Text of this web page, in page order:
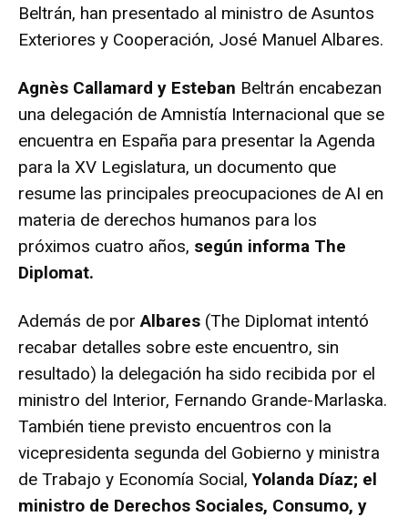
Beltrán, han presentado al ministro de Asuntos
Exteriores y Cooperación, José Manuel Albares.
Agnès Callamard y Esteban Beltrán encabezan
una delegación de Amnistía Internacional que se
encuentra en España para presentar la Agenda
para la XV Legislatura, un documento que
resume las principales preocupaciones de AI en
materia de derechos humanos para los
próximos cuatro años, según informa The
Diplomat.
Además de por Albares (The Diplomat intentó
recabar detalles sobre este encuentro, sin
resultado) la delegación ha sido recibida por el
ministro del Interior, Fernando Grande-Marlaska.
También tiene previsto encuentros con la
vicepresidenta segunda del Gobierno y ministra
de Trabajo y Economía Social,Yolanda Díaz; el
ministro de Derechos Sociales, Consumo, y